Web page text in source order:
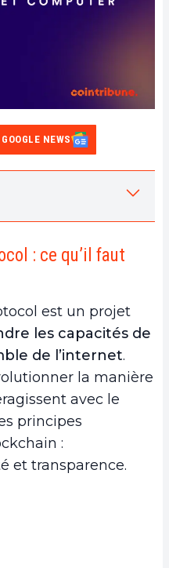
NEWS
: ce qu’il faut
énergétique
t-il le paysage
problèmes actuels
de l’ICP
de la blockchain
: ce qu’il faut
est un projet
les capacités de
de l’internet.
la manière
avec le
principes
:
et transparence.